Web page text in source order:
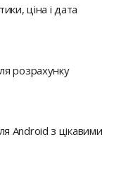
ціна і дата
розрахунку
Android з цікавими